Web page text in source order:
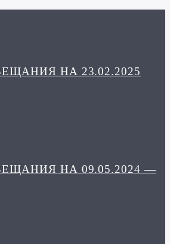
НА 23.02.2025
НА 09.05.2024 —